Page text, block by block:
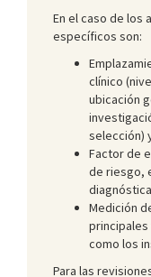
En el caso de los
específicos son:
clínico
ubicación
selección)
Factor de
de riesgo,
Medición
principales
como los
Para las